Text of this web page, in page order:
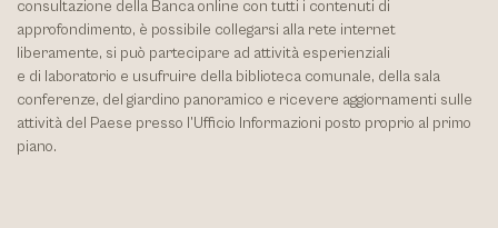
consultazione della Banca online con tutti i contenuti di
approfondimento, è possibile collegarsi alla rete internet
liberamente, si può partecipare ad attività esperienziali
e di laboratorio e usufruire della biblioteca comunale, della sala
conferenze, del giardino panoramico e ricevere aggiornamenti sulle
attività del Paese presso l’Ufficio Informazioni posto proprio al primo
piano.